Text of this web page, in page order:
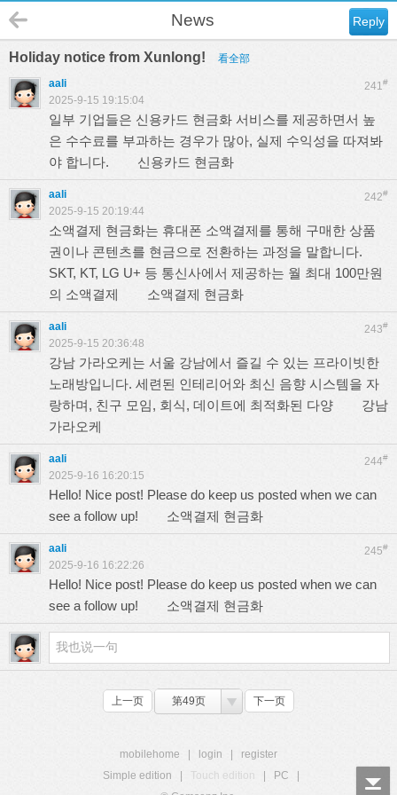
Reply
News
Holiday notice from Xunlong! 看全部
241#
aali
2025-9-15 19:15:04
일부 기업들은 신용카드 현금화 서비스를 제공하면서 높
은 수수료를 부과하는 경우가 많아, 실제 수익성을 따져봐
야 합니다. 신용카드 현금화
242#
aali
2025-9-15 20:19:44
소액결제 현금화는 휴대폰 소액결제를 통해 구매한 상품
권이나 콘텐츠를 현금으로 전환하는 과정을 말합니다.
SKT, KT, LG U+ 등 통신사에서 제공하는 월 최대 100만원
의 소액결제 소액결제 현금화
243#
aali
2025-9-15 20:36:48
강남 가라오케는 서울 강남에서 즐길 수 있는 프라이빗한
노래방입니다. 세련된 인테리어와 최신 음향 시스템을 자
랑하며, 친구 모임, 회식, 데이트에 최적화된 다양 강남
가라오케
244#
aali
2025-9-16 16:20:15
Hello! Nice post! Please do keep us posted when we can
see a follow up! 소액결제 현금화
245#
aali
2025-9-16 16:22:26
Hello! Nice post! Please do keep us posted when we can
see a follow up! 소액결제 현금화
上一页 第49页 下一页
mobilehome login
register
Simple edition
Touch edition PC